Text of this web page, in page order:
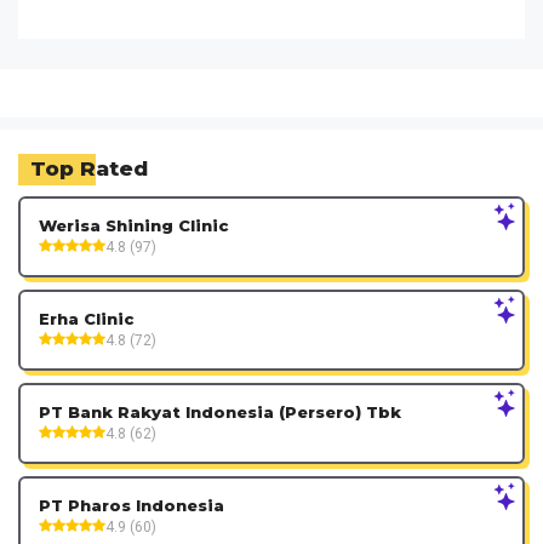
Top Rated
Werisa Shining Clinic
4.8 (97)
Erha Clinic
4.8 (72)
PT Bank Rakyat Indonesia (Persero) Tbk
4.8 (62)
PT Pharos Indonesia
4.9 (60)